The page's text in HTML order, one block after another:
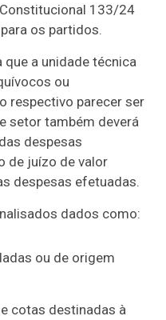
133/24
os partidos.
a unidade técnica
ou
respectivo parecer ser
setor também deverá
despesas
de juízo de valor
despesas efetuadas.
dados como:
ou de origem
cotas destinadas à